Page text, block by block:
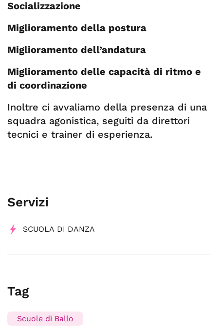
Socializzazione
Miglioramento della postura
Miglioramento dell’andatura
Miglioramento delle capacità di ritmo e
di coordinazione
Inoltre ci avvaliamo della presenza di una
squadra agonistica, seguiti da direttori
tecnici e trainer di esperienza.
Servizi
SCUOLA DI DANZA
Tag
Scuole di Ballo